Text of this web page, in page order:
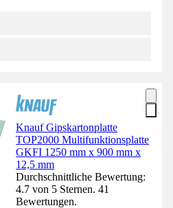
Knauf Gipskartonplatte
TOP2000 Multifunktionsplatte
GKFI 1250 mm x 900 mm x
12,5 mm
Durchschnittliche Bewertung:
4.7 von 5 Sternen. 41
Bewertungen.